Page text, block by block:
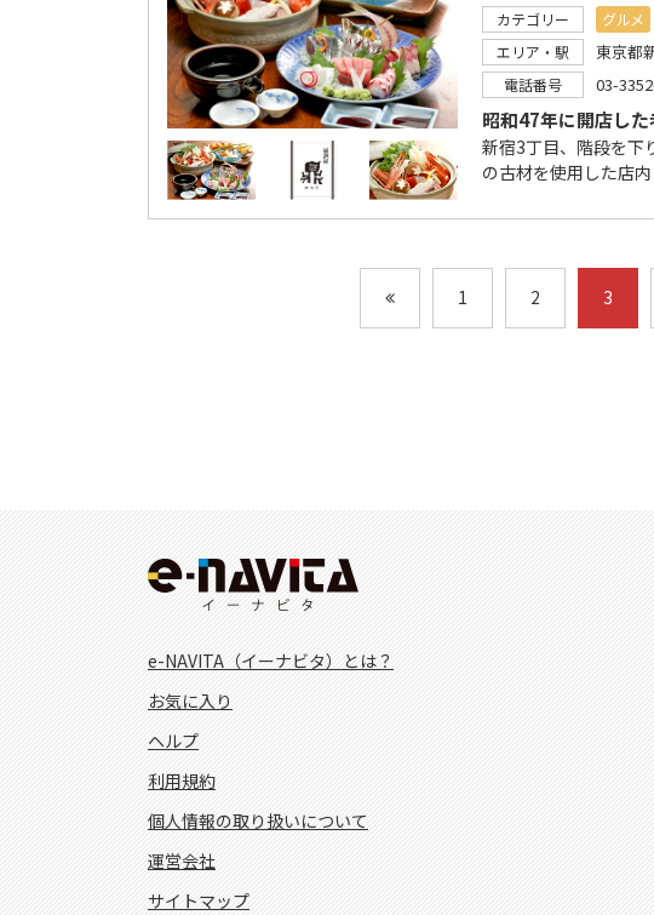
カテゴリー グルメ
エリア・駅
東京都
電話番号 03-
昭和47年に開店した
新宿3丁目、階段を下
の古材を使用した店
1 2 3
e-NAVITA（イーナビタ）とは？
お気に入り
ヘルプ
利用規約
個人情報の取り扱いについて
運営会社
サイトマップ